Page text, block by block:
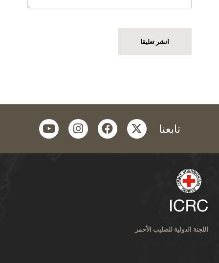
تابعنا twitter
facebook
instagram
youtube
اللجنة الدولية للصليب الأحمر